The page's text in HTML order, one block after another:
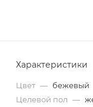
Характеристики
Цвет — бежевый
Целевой пол —